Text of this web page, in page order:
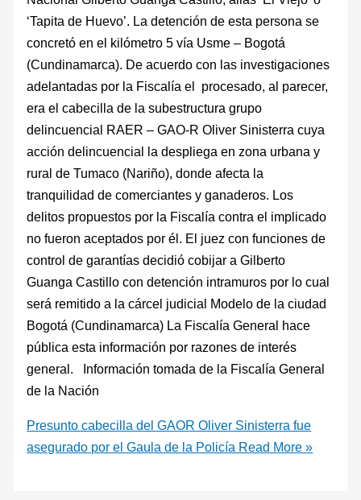
‘Tapita de Huevo’. La detención de esta persona se
concretó en el kilómetro 5 vía Usme – Bogotá
(Cundinamarca). De acuerdo con las investigaciones
adelantadas por la Fiscalía el procesado, al parecer,
era el cabecilla de la subestructura grupo
delincuencial RAER – GAO-R Oliver Sinisterra cuya
acción delincuencial la despliega en zona urbana y
rural de Tumaco (Nariño), donde afecta la
tranquilidad de comerciantes y ganaderos. Los
delitos propuestos por la Fiscalía contra el implicado
no fueron aceptados por él. El juez con funciones de
control de garantías decidió cobijar a Gilberto
Guanga Castillo con detención intramuros por lo cual
será remitido a la cárcel judicial Modelo de la ciudad
Bogotá (Cundinamarca) La Fiscalía General hace
pública esta información por razones de interés
general. Información tomada de la Fiscalía General
de la Nación
Presunto cabecilla del GAOR Oliver Sinisterra fue
asegurado por el Gaula de la Policía Read More »